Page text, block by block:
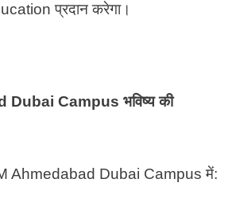
प्रदान करेगा।
Dubai Campus भविष्य की
Ahmedabad Dubai Campus में: